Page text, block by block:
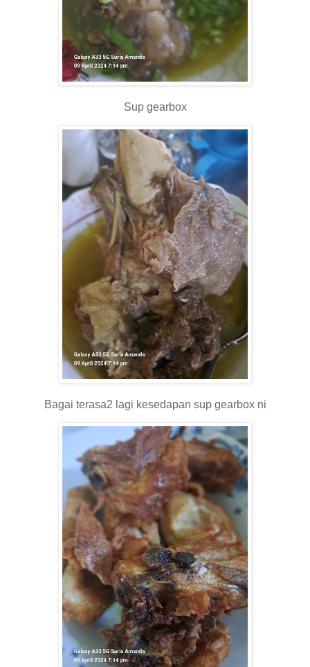
Sup gearbox
Bagai terasa2 lagi kesedapan sup gearbox ni